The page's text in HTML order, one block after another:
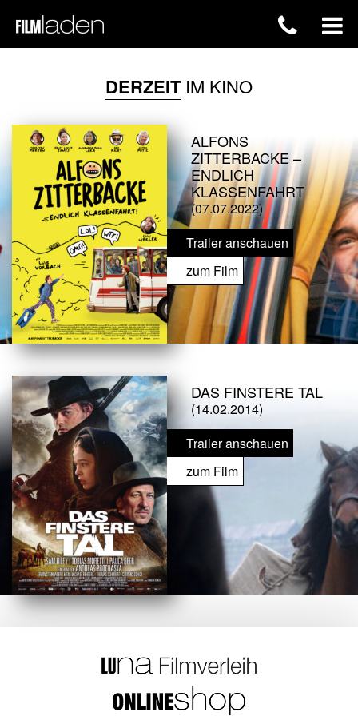
DERZEITIM KINO
ALFONS
ZITTERBACKE –
ENDLICH
KLASSENFAHRT
(07.07.2022)
Trailer anschauen
zum Film
DAS FINSTERE TAL
(14.02.2014)
Trailer anschauen
zum Film